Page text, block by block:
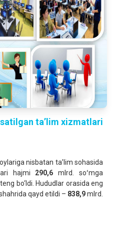
ta’lim xizmatlari
oylariga nisbatan taʼlim sohasida
hajmi 290,6 mlrd. soʻmga
bo‘ldi. Hududlar orasida eng
qayd etildi – 838,9mlrd.